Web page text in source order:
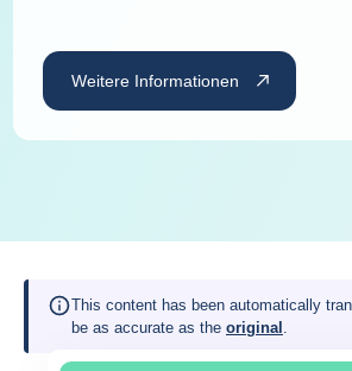
Weitere Informationen
This content has been automatically
be as accurate as the original .